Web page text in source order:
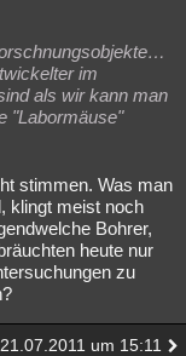
im
als wir kann man
"Labormäuse"
stimmen. Was man
klingt meist noch
Bohrer,
heute nur
zu
21.07.2011 um 15:11